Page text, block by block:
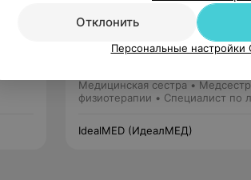
Татьяна Георгиевна
Нет отзывов
Медицинская сестра •
физиотерапии • Специалист по
IdealMED (ИдеалМЕД)
Отклонить
Персональные настройки